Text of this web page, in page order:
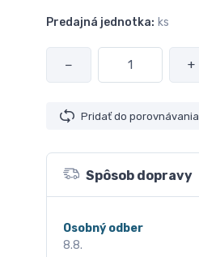
Predajná jednotka: ks
− +
Pridať do porovnávania
Spôsob dopravy
Osobný odber
8.8.